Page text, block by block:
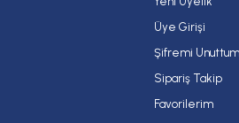
Üye Girişi
Şifremi Unuttum
Sipariş Takip
Favorilerim